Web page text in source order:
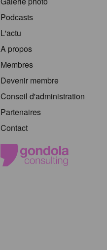
Podcasts
L'actu
A propos
Membres
Devenir membre
Conseil d'administration
Partenaires
Contact